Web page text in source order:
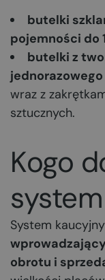
butelki
pojemności do
butelki z
wraz z
sztucznych.
Kogo
System kaucyjny
obrotu i